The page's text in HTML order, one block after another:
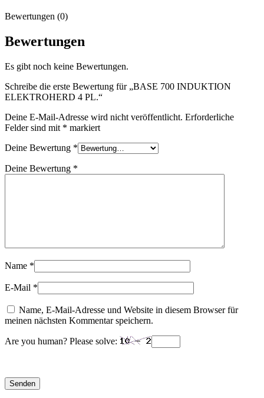
Bewertungen (0)
Bewertungen
Es gibt noch keine Bewertungen.
Schreibe die erste Bewertung für „BASE 700 INDUKTION
ELEKTROHERD 4 PL.“
Deine E-Mail-Adresse wird nicht veröffentlicht. Erforderliche
Felder sind mit * markiert
Deine Bewertung *
Deine Bewertung *
Name *
E-Mail *
Name, E-Mail-Adresse und Website in diesem Browser für
meinen nächsten Kommentar speichern.
Are you human? Please solve: